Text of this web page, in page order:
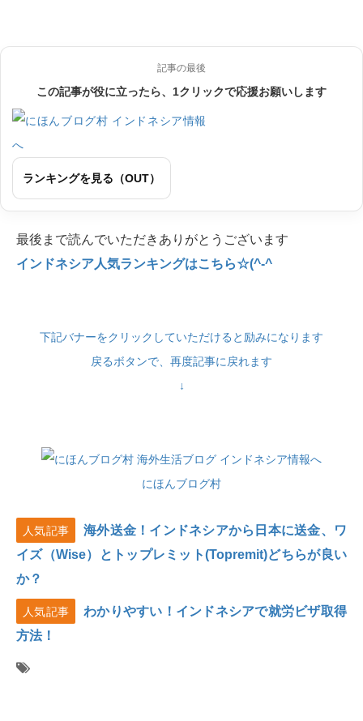
記事の最後
この記事が役に立ったら、1クリックで応援お願いします
ランキングを見る（OUT）
最後まで読んでいただきありがとうございます
インドネシア人気ランキングはこちら☆(^-^
下記バナーをクリックしていただけると励みになります
戻るボタンで、再度記事に戻れます
↓
にほんブログ村
人気記事
海外送金！インドネシアから日本に送金、ワ
イズ（Wise）とトップレミット(Topremit)どちらが良い
か？
人気記事
わかりやすい！インドネシアで就労ビザ取得
方法！